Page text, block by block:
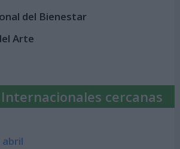
del Bienestar
Arte
cercanas
abril